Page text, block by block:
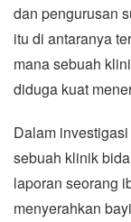
dan pengurusan
itu di antaranya
mana sebuah
diduga kuat
Dalam
sebuah klinik
laporan seorang
menyerahkan